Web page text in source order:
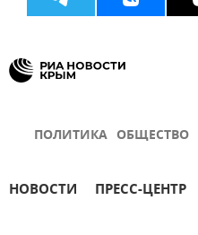
ПОЛИТИКА ОБЩЕСТВО
НОВОСТИ ПРЕСС-ЦЕНТР